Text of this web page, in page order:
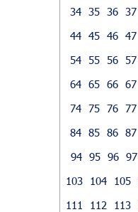
34 35 36 37
44 45 46 47
54 55 56 57
64 65 66 67
74 75 76 77
84 85 86 87
94 95 96 97
103
104 105
111
112 113